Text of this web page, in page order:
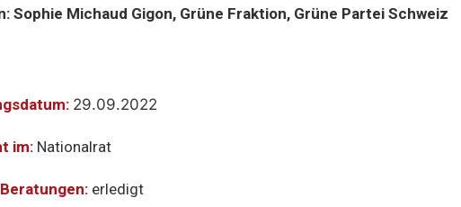
Sophie Michaud Gigon, Grüne Fraktion, Grüne Partei Schweiz
29.09.2022
im: Nationalrat
erledigt